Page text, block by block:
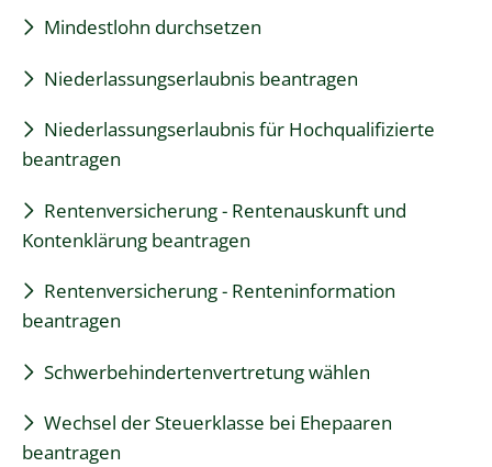
Mindestlohn durchsetzen
Niederlassungserlaubnis beantragen
Niederlassungserlaubnis für Hochqualifizierte
beantragen
Rentenversicherung - Rentenauskunft und
Kontenklärung beantragen
Rentenversicherung - Renteninformation
beantragen
Schwerbehindertenvertretung wählen
Wechsel der Steuerklasse bei Ehepaaren
beantragen